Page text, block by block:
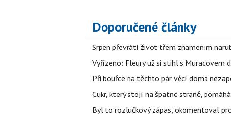
Doporučené články
Srpen převrátí život třem znamením
Vyřízeno: Fleury už si stihl s Muradovem
Při bouřce na těchto pár věcí doma
Cukr, který stojí na špatné straně,
Byl to rozlučkový zápas, okomentoval